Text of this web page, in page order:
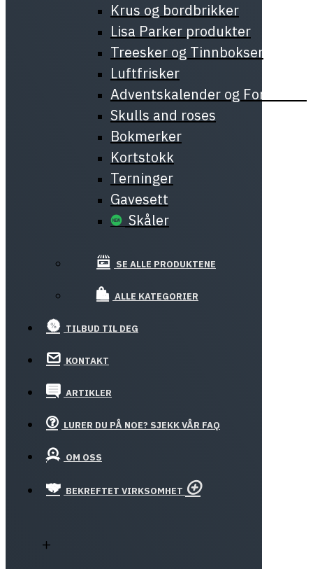
Krus og bordbrikker
Lisa Parker produkter
Treesker og Tinnbokser
Luftfrisker
Adventskalender og
Skulls and roses
Bokmerker
Kortstokk
Terninger
Gavesett
Skåler
SE ALLE PRODUKTENE
ALLE KATEGORIER
TILBUD TIL DEG
KONTAKT
ARTIKLER
LURER DU PÅ NOE? SJEKK VÅR FAQ
OM OSS
BEKREFTET VIRKSOMHET